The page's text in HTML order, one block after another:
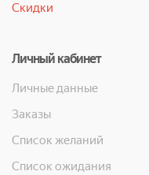
Скидки
Личный кабинет
Личные данные
Заказы
Список желаний
Список ожидания